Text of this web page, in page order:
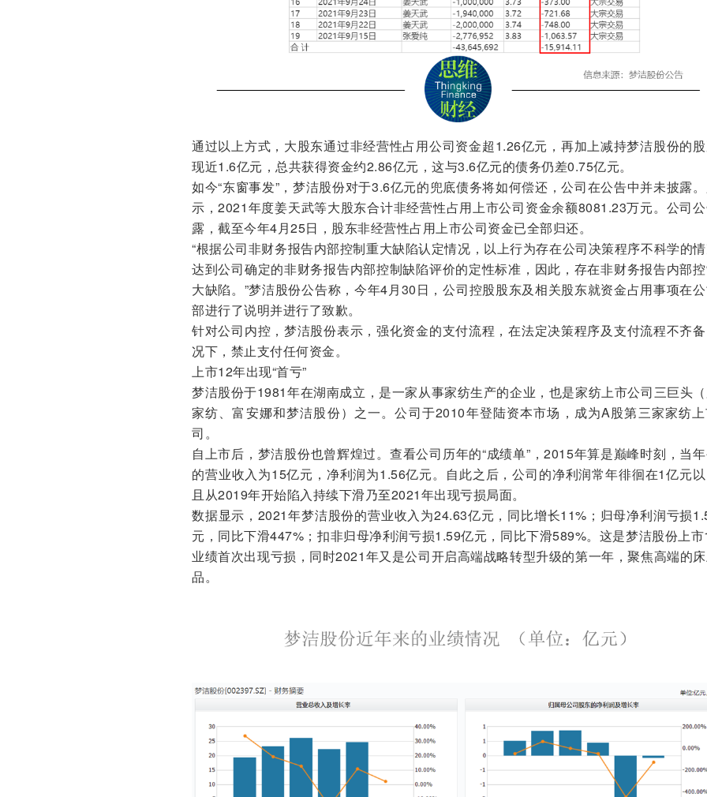
通过以上方式，大股东通过非经营性占用公司资金超1.26亿元，再加上减持梦洁股份的
现近1.6亿元，总共获得资金约2.86亿元，这与3.6亿元的债务仍差0.75亿元。
如今“东窗事发”，梦洁股份对于3.6亿元的兜底债务将如何偿还，公司在公告中并未披露
示，2021年度姜天武等大股东合计非经营性占用上市公司资金余额8081.23万元。公司
露，截至今年4月25日，股东非经营性占用上市公司资金已全部归还。
“根据公司非财务报告内部控制重大缺陷认定情况，以上行为存在公司决策程序不科学的
达到公司确定的非财务报告内部控制缺陷评价的定性标准，因此，存在非财务报告内部
大缺陷。”梦洁股份公告称，今年4月30日，公司控股股东及相关股东就资金占用事项在
部进行了说明并进行了致歉。
针对公司内控，梦洁股份表示，强化资金的支付流程，在法定决策程序及支付流程不齐
况下，禁止支付任何资金。
上市12年出现“首亏”
梦洁股份于1981年在湖南成立，是一家从事家纺生产的企业，也是家纺上市公司三巨头
家纺、富安娜和梦洁股份）之一。公司于2010年登陆资本市场，成为A股第三家家纺
司。
自上市后，梦洁股份也曾辉煌过。查看公司历年的“成绩单”，2015年算是巅峰时刻，当
的营业收入为15亿元，净利润为1.56亿元。自此之后，公司的净利润常年徘徊在1亿元
且从2019年开始陷入持续下滑乃至2021年出现亏损局面。
数据显示，2021年梦洁股份的营业收入为24.63亿元，同比增长11%；归母净利润亏损
元，同比下滑447%；扣非归母净利润亏损1.59亿元，同比下滑589%。这是梦洁股份上
业绩首次出现亏损，同时2021年又是公司开启高端战略转型升级的第一年，聚焦高端的
品。